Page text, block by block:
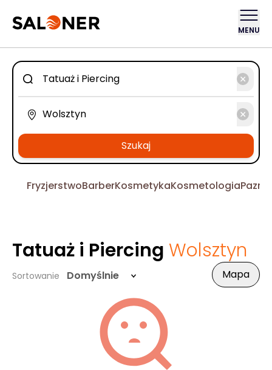
MENU
Szukaj
FryzjerstwoBarberKosmetykaKosmetologia
Tatuaż i Piercing Wolsztyn
Sortowanie Domyślnie Mapa